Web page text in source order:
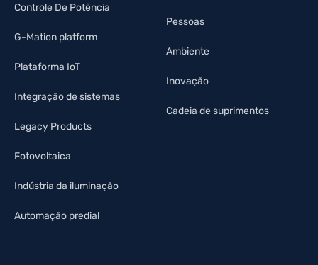
Controle De Potência
G-Mation platform
Plataforma IoT
Integração de sistemas
Legacy Products
Fotovoltaica
Indústria da iluminação
Automação predial
Pessoas
Ambiente
Inovação
Cadeia de suprimentos